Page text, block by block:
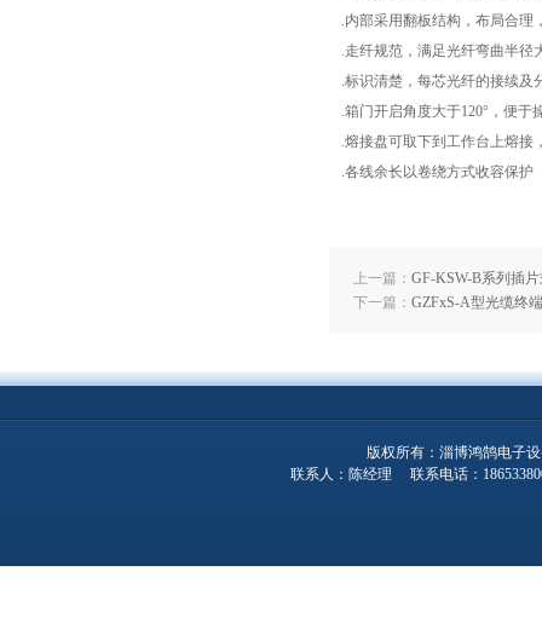
.内部采用翻板结构，布局合理
.走纤规范，满足光纤弯曲半径
.标识清楚，每芯光纤的接续及
.箱门开启角度大于120°，便于
.熔接盘可取下到工作台上熔接
.各线余长以卷绕方式收容保护
上一篇： GF-KSW-B系列插
下一篇： GZFxS-A型光缆终
版权所有：淄博鸿鹄电子
联系人：陈经理 联系电话：